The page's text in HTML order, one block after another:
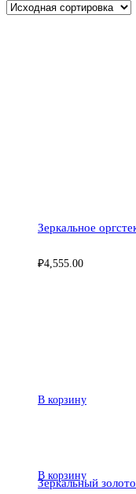
В корзину
Зеркальное
₽4,555.00
В корзину
Зеркальный